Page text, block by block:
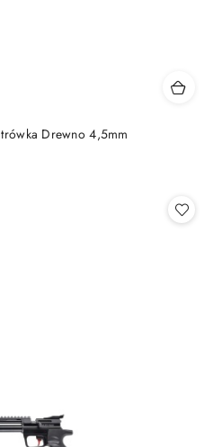
Drewno 4,5mm